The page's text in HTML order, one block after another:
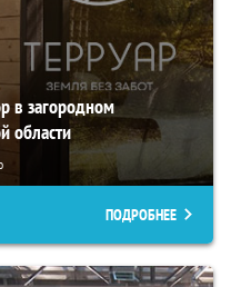
в загородном
области
ПОДРОБНЕЕ